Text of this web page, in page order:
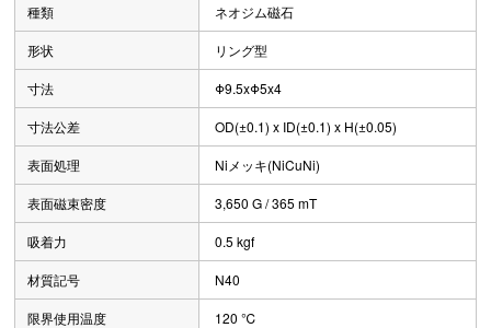
種類 ネオジム磁石
形状 リング型
寸法 Φ9.5xΦ5x4
寸法公差 OD(±0.1) x ID(±0.1) x H(±0.05)
表面処理 Niメッキ(NiCuNi)
表面磁束密度 3,650 G / 365 mT
吸着力 0.5 kgf
材質記号 N40
限界使用温度 120 ℃